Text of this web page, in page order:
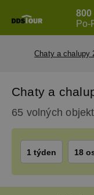
800
Po-
Chaty a chalupy
Chaty a
65 volných
1 týden 18